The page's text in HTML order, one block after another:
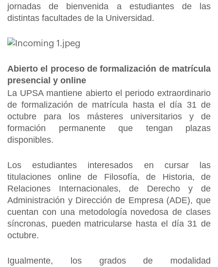
jornadas de bienvenida a estudiantes de las
distintas facultades de la Universidad.
Abierto el proceso de formalización de matrícula
presencial y online
La UPSA mantiene abierto el periodo extraordinario
de formalización de matrícula hasta el día 31 de
octubre para los másteres universitarios y de
formación permanente que tengan plazas
disponibles.
Los estudiantes interesados en cursar las
titulaciones online de Filosofía, de Historia, de
Relaciones Internacionales, de Derecho y de
Administración y Dirección de Empresa (ADE), que
cuentan con una metodología novedosa de clases
síncronas, pueden matricularse hasta el día 31 de
octubre.
Igualmente, los grados de modalidad